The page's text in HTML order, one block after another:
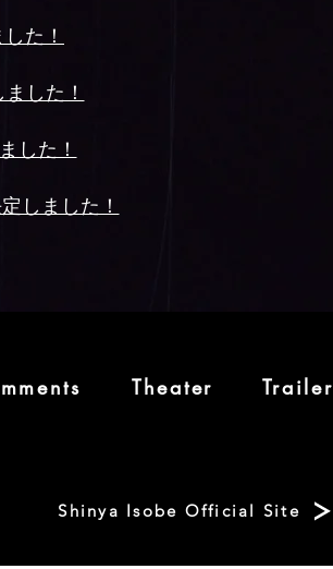
た！
した！
した！
しました！
Theater Trailer
Shinya Isobe Official Site